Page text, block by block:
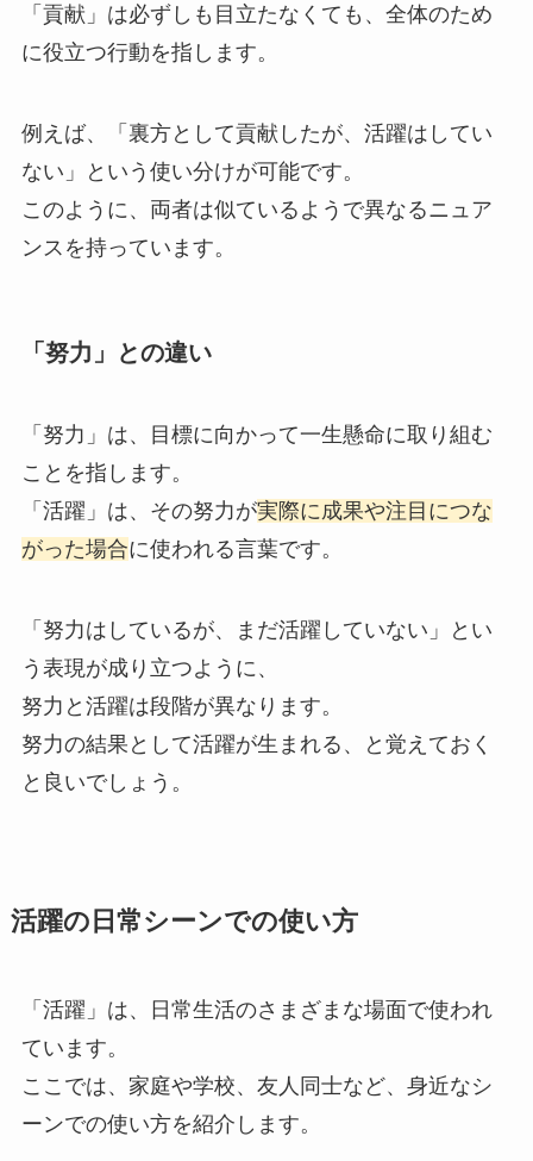
「貢献」は必ずしも目立たなくても、全体のため
に役立つ行動を指します。
例えば、「裏方として貢献したが、活躍はしてい
ない」という使い分けが可能です。
このように、両者は似ているようで異なるニュア
ンスを持っています。
「努力」との違い
「努力」は、目標に向かって一生懸命に取り組む
ことを指します。
「活躍」は、その努力が実際に成果や注目につな
がった場合に使われる言葉です。
「努力はしているが、まだ活躍していない」とい
う表現が成り立つように、
努力と活躍は段階が異なります。
努力の結果として活躍が生まれる、と覚えておく
と良いでしょう。
活躍の日常シーンでの使い方
「活躍」は、日常生活のさまざまな場面で使われ
ています。
ここでは、家庭や学校、友人同士など、身近なシ
ーンでの使い方を紹介します。